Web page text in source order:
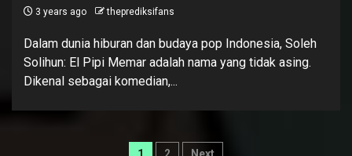
3 years ago theprediksifans
Dalam dunia hiburan dan budaya pop Indonesia, Soleh
Solihun: El Pipi Memar adalah nama yang tidak asing.
Dikenal sebagai komedian,...